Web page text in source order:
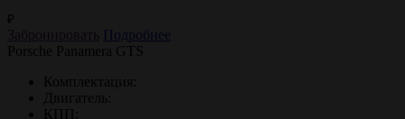
₽
Подробнее
Porsche Panamera GTS
Комплектация:
Двигатель:
КПП: